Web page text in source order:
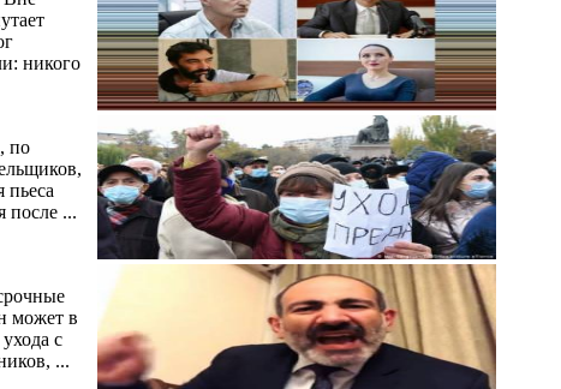
никого
по
пьеса
после ...
может в
с
...